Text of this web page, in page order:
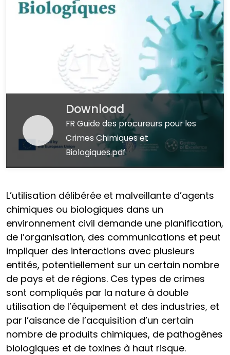
Download
FR Guide des procureurs pour les
Crimes Chimiques et
Biologiques.pdf
L’utilisation délibérée et malveillante d’agents
chimiques ou biologiques dans un
environnement civil demande une planification,
de l’organisation, des communications et peut
impliquer des interactions avec plusieurs
entités, potentiellement sur un certain nombre
de pays et de régions. Ces types de crimes
sont compliqués par la nature à double
utilisation de l’équipement et des industries, et
par l’aisance de l’acquisition d’un certain
nombre de produits chimiques, de pathogènes
biologiques et de toxines à haut risque.